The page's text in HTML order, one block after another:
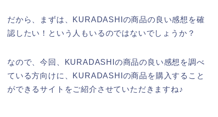
だから、まずは、KURADASHIの商品の良い感想を確
認したい！という人もいるのではないでしょうか？
なので、今回、KURADASHIの商品の良い感想を調べ
ている方向けに、KURADASHIの商品を購入すること
ができるサイトをご紹介させていただきますね♪